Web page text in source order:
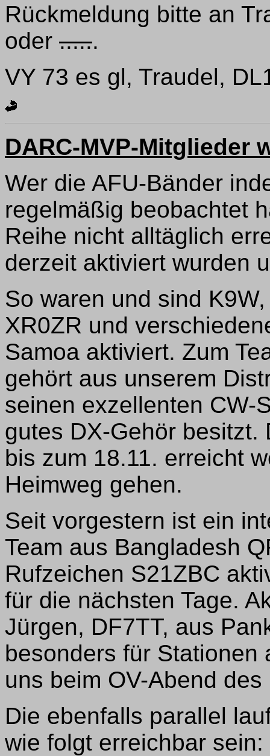
Rückmeldung bitte an
oder ......
VY 73 es gl, Traudel,
DARC-MVP-Mitglieder
Wer die AFU-Bänder
regelmäßig beobachtet
Reihe nicht alltäglich
derzeit aktiviert wurden
So waren und sind
XR0ZR und
Samoa aktiviert. Zum
gehört aus unserem
seinen exzellenten CW-
gutes DX-Gehör
bis zum 18.11. erreicht
Heimweg gehen.
Seit vorgestern ist ein
Team aus Bangladesh
Rufzeichen S21ZBC
für die nächsten Tage.
Jürgen, DF7TT, aus
besonders für Stationen
uns beim OV-Abend
Die ebenfalls parallel
wie folgt erreichbar sein: